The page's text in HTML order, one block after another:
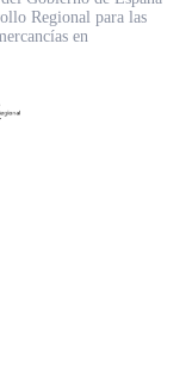
Regional para las
en